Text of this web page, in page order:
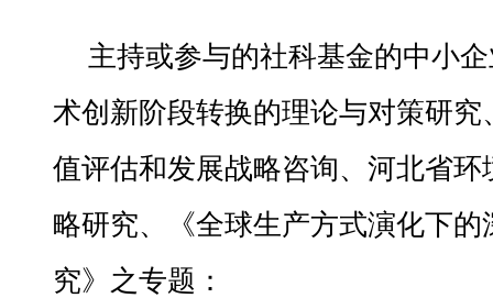
主持或参与的社科基金的中小
术创新阶段转换的理论与对策研
值评估和发展战略咨询、河北省
略研究、《全球生产方式演化下
究》之专题：